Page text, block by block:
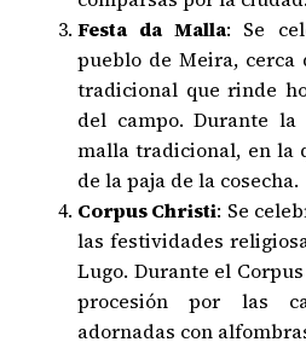
Festa da Malla: Se
pueblo de Meira, cerca
tradicional que rinde
del campo. Durante
malla tradicional, en la
de la paja de la cosecha.
Corpus Christi: Se
las festividades
Lugo. Durante el
procesión por las
adornadas con